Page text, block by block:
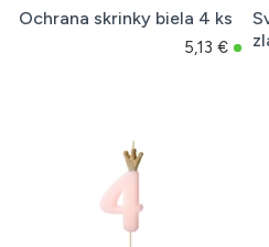
Ochrana skrinky biela 4 ks
5,13 €